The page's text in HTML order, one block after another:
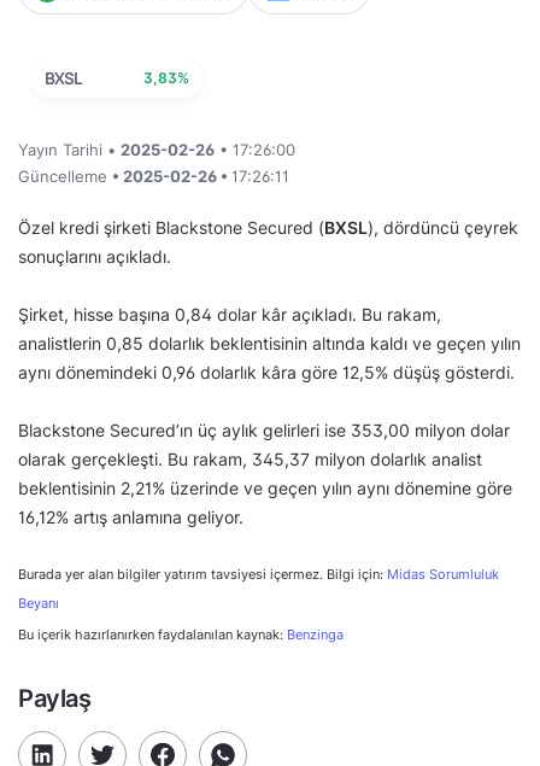
BXSL 3,83%
Yayın Tarihi • 2025-02-26 • 17:26:00
Güncelleme • 2025-02-26 • 17:26:11
Özel kredi şirketi Blackstone Secured (BXSL), dördüncü çeyrek
sonuçlarını açıkladı.
Şirket, hisse başına 0,84 dolar kâr açıkladı. Bu rakam,
analistlerin 0,85 dolarlık beklentisinin altında kaldı ve geçen yılın
aynı dönemindeki 0,96 dolarlık kâra göre 12,5% düşüş gösterdi.
Blackstone Secured’ın üç aylık gelirleri ise 353,00 milyon dolar
olarak gerçekleşti. Bu rakam, 345,37 milyon dolarlık analist
beklentisinin 2,21% üzerinde ve geçen yılın aynı dönemine göre
16,12% artış anlamına geliyor.
Burada yer alan bilgiler yatırım tavsiyesi içermez. Bilgi için: Midas Sorumluluk
Beyanı
Bu içerik hazırlanırken faydalanılan kaynak: Benzinga
Paylaş